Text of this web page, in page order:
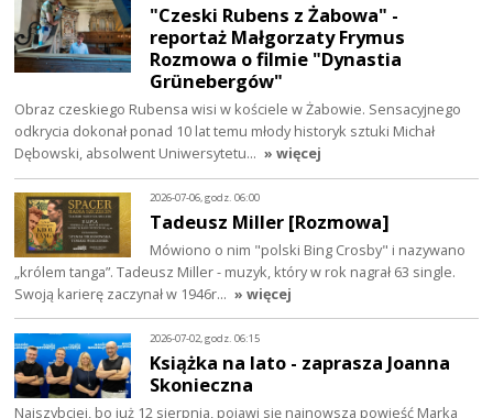
"Czeski Rubens z Żabowa" -
reportaż Małgorzaty Frymus
Rozmowa o filmie "Dynastia
Grünebergów"
Obraz czeskiego Rubensa wisi w kościele w Żabowie. Sensacyjnego
odkrycia dokonał ponad 10 lat temu młody historyk sztuki Michał
Dębowski, absolwent Uniwersytetu… » więcej
2026-07-06, godz. 06:00
Tadeusz Miller [Rozmowa]
Mówiono o nim "polski Bing Crosby" i nazywano
„królem tanga”. Tadeusz Miller - muzyk, który w rok nagrał 63 single.
Swoją karierę zaczynał w 1946r… » więcej
2026-07-02, godz. 06:15
Książka na lato - zaprasza Joanna
Skonieczna
Najszybciej, bo już 12 sierpnia, pojawi się najnowsza powieść Marka